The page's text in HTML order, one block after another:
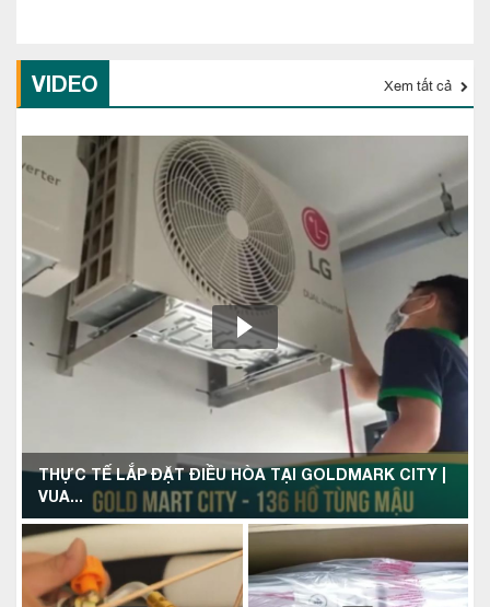
VIDEO Xem tất cả
THỰC TẾ LẮP ĐẶT ĐIỀU HÒA TẠI GOLDMARK CITY |
VUA...